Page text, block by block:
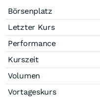
Börsenplatz
Letzter Kurs
Performance
Kurszeit
Volumen
Vortageskurs